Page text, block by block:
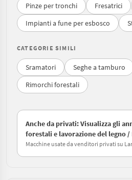
Pinze per tronchi
Fresatrici
Impianti a fune per esbosco
CATEGORIE SIMILI
Sramatori Seghe a tamburo
Rimorchi forestali
Anche da privati: Visualizza gli
forestali e lavorazione del legno
Macchine usate da venditori privati su